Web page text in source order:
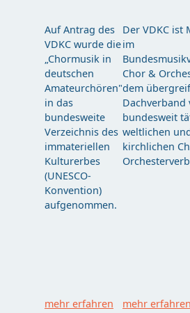
Auf Antrag des
VDKC wurde die
„Chormusik in
deutschen
Amateurchören"
in das
bundesweite
Verzeichnis des
immateriellen
Kulturerbes
(UNESCO-
Konvention)
aufgenommen.
mehr erfahren
Der VDKC ist
im
Chor &
dem
Dachverband
bundesweit
weltlichen
kirchlichen
mehr erfahren